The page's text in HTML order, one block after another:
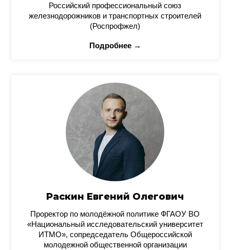
Российский профессиональный союз
железнодорожников и транспортных строителей
(Роспрофжел)
Подробнее →
Раскин Евгений Олегович
Проректор по молодёжной политике ФГАОУ ВО
«Национальный исследовательский университет
ИТМО», сопредседатель Общероссийской
молодежной общественной организации